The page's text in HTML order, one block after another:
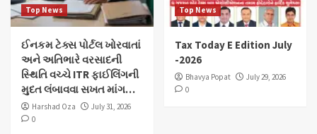
Top News
ઈનકમ ટેક્સ પોર્ટલ ખોરવાતાં
અને અતિભારે વરસાદની
સ્થિતિ વચ્ચે ITR ફાઈલિંગની
મુદત લંબાવવા સખત માંગ…
Harshad Oza
July 31, 2026
0
Top News
Tax Today E Edition July
-2026
Bhavya Popat
July 29, 2026
0